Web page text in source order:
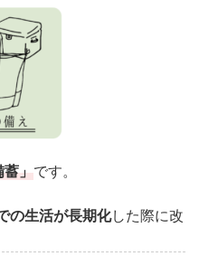
蓄」です。
の生活が長期化した際に改